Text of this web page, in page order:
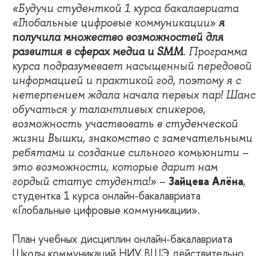
«Будучи студенткой 1 курса бакалавриата
«Глобальные цифровые коммуникации» я
получила множество возможностей для
развития в сферах медиа и SMM. Программа
курса подразумевает насыщенный передовой
информацией и практикой год, поэтому я с
нетерпением ждала начала первых пар! Шанс
обучаться у талантливых спикеров,
возможность участвовать в студенческой
жизни Вышки, знакомство с замечательными
ребятами и создание сильного комьюнити –
это возможности, которые дарит нам
гордый статус студента!» – Зайцева Алёна,
студентка 1 курса онлайн-бакалавриата
«Глобальные цифровые коммуникации».
План учебных дисциплин онлайн-бакалавриата